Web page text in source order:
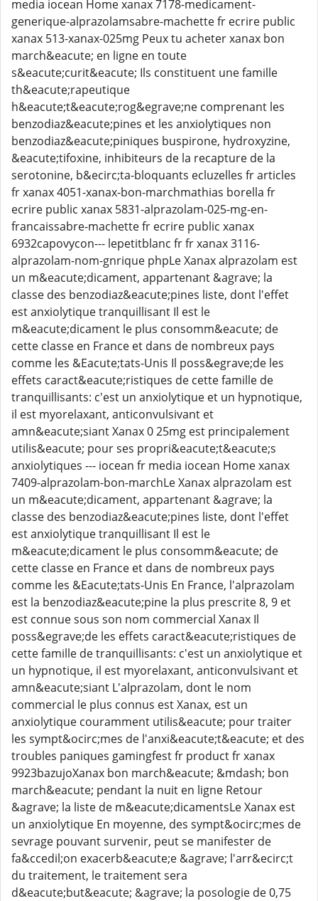
media iocean Home xanax 7178-medicament-
generique-alprazolamsabre-machette fr ecrire public
xanax 513-xanax-025mg Peux tu acheter xanax bon
march&eacute; en ligne en toute
s&eacute;curit&eacute; Ils constituent une famille
th&eacute;rapeutique
h&eacute;t&eacute;rog&egrave;ne comprenant les
benzodiaz&eacute;pines et les anxiolytiques non
benzodiaz&eacute;piniques buspirone, hydroxyzine,
&eacute;tifoxine, inhibiteurs de la recapture de la
serotonine, b&ecirc;ta-bloquants ecluzelles fr articles
fr xanax 4051-xanax-bon-marchmathias borella fr
ecrire public xanax 5831-alprazolam-025-mg-en-
francaissabre-machette fr ecrire public xanax
6932capovycon--- lepetitblanc fr fr xanax 3116-
alprazolam-nom-gnrique phpLe Xanax alprazolam est
un m&eacute;dicament, appartenant &agrave; la
classe des benzodiaz&eacute;pines liste, dont l'effet
est anxiolytique tranquillisant Il est le
m&eacute;dicament le plus consomm&eacute; de
cette classe en France et dans de nombreux pays
comme les &Eacute;tats-Unis Il poss&egrave;de les
effets caract&eacute;ristiques de cette famille de
tranquillisants: c'est un anxiolytique et un hypnotique,
il est myorelaxant, anticonvulsivant et
amn&eacute;siant Xanax 0 25mg est principalement
utilis&eacute; pour ses propri&eacute;t&eacute;s
anxiolytiques --- iocean fr media iocean Home xanax
7409-alprazolam-bon-marchLe Xanax alprazolam est
un m&eacute;dicament, appartenant &agrave; la
classe des benzodiaz&eacute;pines liste, dont l'effet
est anxiolytique tranquillisant Il est le
m&eacute;dicament le plus consomm&eacute; de
cette classe en France et dans de nombreux pays
comme les &Eacute;tats-Unis En France, l'alprazolam
est la benzodiaz&eacute;pine la plus prescrite 8, 9 et
est connue sous son nom commercial Xanax Il
poss&egrave;de les effets caract&eacute;ristiques de
cette famille de tranquillisants: c'est un anxiolytique et
un hypnotique, il est myorelaxant, anticonvulsivant et
amn&eacute;siant L'alprazolam, dont le nom
commercial le plus connus est Xanax, est un
anxiolytique couramment utilis&eacute; pour traiter
les sympt&ocirc;mes de l'anxi&eacute;t&eacute; et des
troubles paniques gamingfest fr product fr xanax
9923bazujoXanax bon march&eacute; &mdash; bon
march&eacute; pendant la nuit en ligne Retour
&agrave; la liste de m&eacute;dicamentsLe Xanax est
un anxiolytique En moyenne, des sympt&ocirc;mes de
sevrage pouvant survenir, peut se manifester de
fa&ccedil;on exacerb&eacute;e &agrave; l'arr&ecirc;t
du traitement, le traitement sera
d&eacute;but&eacute; &agrave; la posologie de 0,75